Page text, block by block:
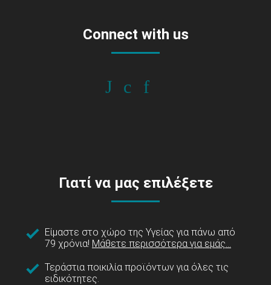
Connect with us
Γιατί να μας επιλέξετε
Είμαστε στο χώρο της Υγείας για πάνω από
79 χρόνια! Μάθετε περισσότερα για εμάς...
Τεράστια ποικιλία προϊόντων για όλες τις
ειδικότητες.